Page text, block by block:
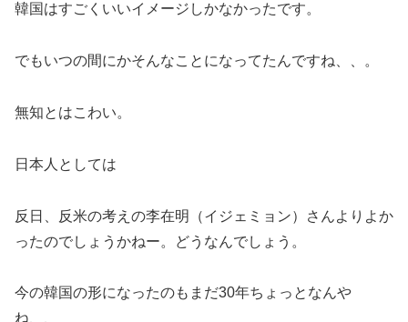
韓国はすごくいいイメージしかなかったです。
でもいつの間にかそんなことになってたんですね、、。
無知とはこわい。
日本人としては
反日、反米の考えの李在明（イジェミョン）さんよりよか
ったのでしょうかねー。どうなんでしょう。
今の韓国の形になったのもまだ30年ちょっとなんや
ね、、